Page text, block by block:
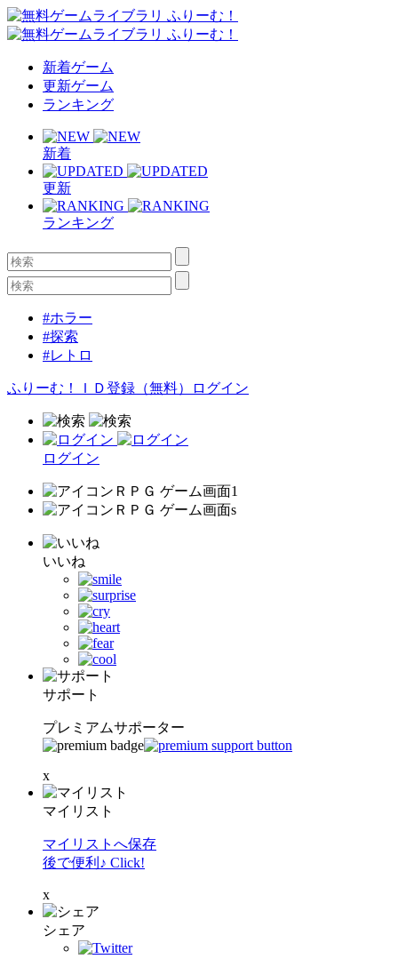
新着ゲーム
更新ゲーム
ランキング
新着
更新
ランキング
#ホラー
#探索
#レトロ
ふりーむ！ＩＤ登録（無料） ログイン
ログイン
いいね
サポート
プレミアムサポーター
x
マイリスト
マイリストへ保存
後で便利♪ Click!
x
シェア